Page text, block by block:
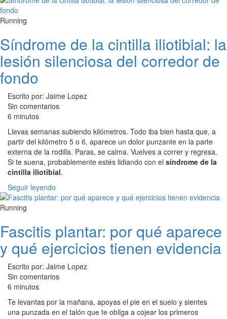
Running
Síndrome de la cintilla iliotibial: la
lesión silenciosa del corredor de
fondo
Escrito por: Jaime Lopez
Sin comentarios
6 minutos
Llevas semanas subiendo kilómetros. Todo iba bien hasta que, a
partir del kilómetro 5 o 6, aparece un dolor punzante en la parte
externa de la rodilla. Paras, se calma. Vuelves a correr y regresa.
Si te suena, probablemente estés lidiando con el síndrome de la
cintilla iliotibial.
Seguir leyendo
Running
Fascitis plantar: por qué aparece
y qué ejercicios tienen evidencia
Escrito por: Jaime Lopez
Sin comentarios
6 minutos
Te levantas por la mañana, apoyas el pie en el suelo y sientes
una punzada en el talón que te obliga a cojear los primeros